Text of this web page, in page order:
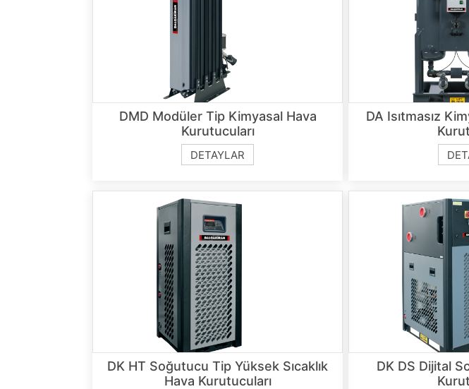
DMD Modüler Tip Kimyasal Hava
Kurutucuları
DETAYLAR
DA Isıtmasız
DK HT Soğutucu Tip Yüksek Sıcaklık
Hava Kurutucuları
DK DS Dijital